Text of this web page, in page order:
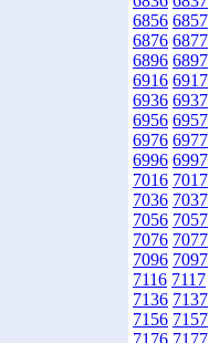
6856 6857
6876 6877
6896 6897
6916 6917
6936 6937
6956 6957
6976 6977
6996 6997
7016 7017
7036 7037
7056 7057
7076 7077
7096 7097
7116 7117
7136 7137
7156 7157
7176 7177